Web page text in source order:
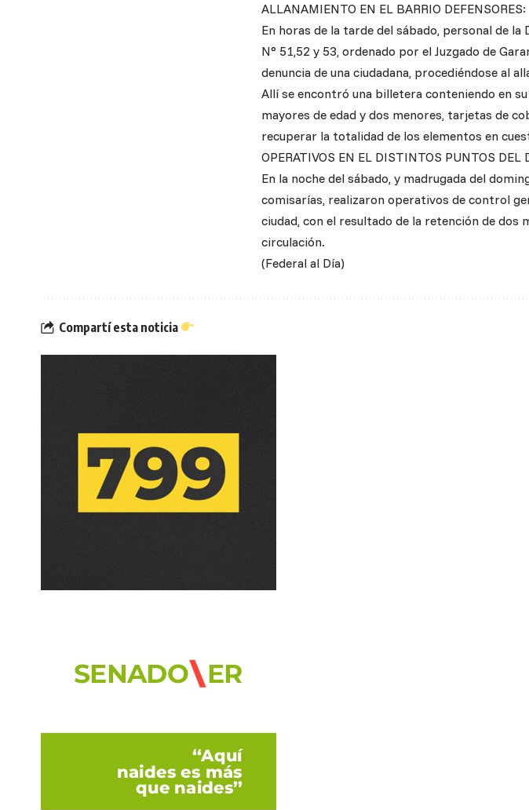
ALLANAMIENTO EN EL BARRIO DEFENSORES:
En horas de la tarde del sábado, personal de
N° 51,52 y 53, ordenado por el Juzgado de
denuncia de una ciudadana, procediéndose al
Allí se encontró una billetera conteniendo en
mayores de edad y dos menores, tarjetas de
recuperar la totalidad de los elementos en
OPERATIVOS EN EL DISTINTOS PUNTOS DEL
En la noche del sábado, y madrugada del
comisarías, realizaron operativos de control
ciudad, con el resultado de la retención de
circulación.
(Federal al Día)
Compartí esta noticia